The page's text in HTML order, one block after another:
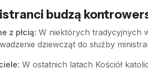
budzą
z płcią: W niektórych tradycyjnych
dziewcząt do służby
: W ostatnich latach Kościół